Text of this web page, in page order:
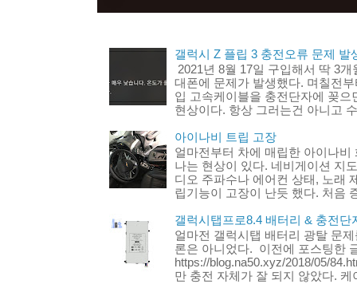
갤럭시 Z 플립 3 충전오류 문제 발
2021년 8월 17일 구입해서 딱 3
대폰에 문제가 발생했다. 며칠전
입 고속케이블을 충전단자에 꽂
현상이다. 항상 그러는건 아니고
아이나비 트립 고장
얼마전부터 차에 매립한 아이나
나는 현상이 있다. 네비게이션 지
디오 주파수나 에어컨 상태, 노래
립기능이 고장이 난듯 했다. 처음
갤럭시탭프로8.4 배터리 & 충전단
얼마전 갤럭시탭 배터리 광탈 문
론은 아니었다. 이전에 포스팅한
https://blog.na50.xyz/2018/05/
만 충전 자체가 잘 되지 않았다. 케